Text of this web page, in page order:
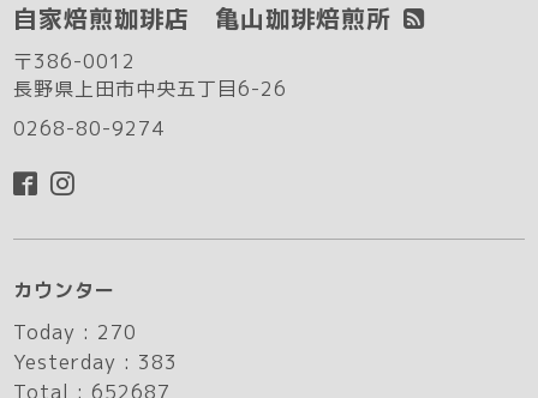
自家焙煎珈琲店 亀山珈琲焙煎所
〒386-0012
長野県上田市中央五丁目6-26
0268-80-9274
カウンター
Today : 270
Yesterday : 383
Total :652687